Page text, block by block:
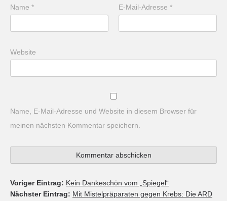
Name * E-Mail-Adresse*
Website
Name, E-Mail-Adresse und Website in diesem Browser für
meinen nächsten Kommentar speichern.
Voriger Eintrag: Kein Dankeschön vom „Spiegel“
Nächster Eintrag: Mit Mistelpräparaten gegen Krebs: Die ARD